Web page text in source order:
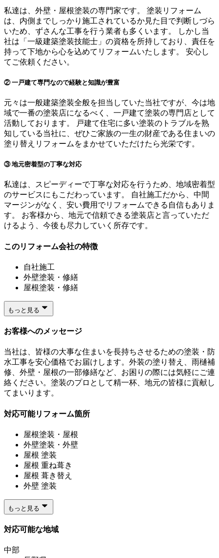
私達は、外壁・屋根塗装の専門家です。 塗装リフォーム
は、内側までしっかり施工されているか見た目で判断しづら
いため、ずさんな工事を行う業者も多くいます。 しかし当
社は「一級建築塗装技能士」の資格を所持しており、責任を
持って下地から心を込めてリフォームいたします。 安心し
てご依頼ください。
② 一戸建て専門なので経験と知識が豊富
元々は一般建築塗装全般を担当していた当社ですが、今は地
域で一番の塗装店になるべく、一戸建て塗装の専門店として
活動しております。 戸建て住宅に多い塗装のトラブルを熟
知している当社に、ぜひご家族の一生の財産である住まいの
塗り替えリフォームをまかせていただけたら光栄です。
③ 地元密着型の丁寧な対応
私達は、スピーディーで丁寧な対応を行うため、地域密着型
のサービスにもこだわっています。 自社施工だから、中間
マージンがなく、安い費用でリフォームできる自信もありま
す。 お客様から、地元で信頼できる塗装店と言っていただ
けるよう、今後も尽力していく所存です。
このリフォーム会社の特徴
自社施工
外壁塗装・修繕
屋根塗装・修繕
もっと見る
お客様へのメッセージ
当社は、皆様の大事な住まいを長持ちさせるための塗装・防
水工事を安心価格でお届けします。外装の塗り替え、雨樋補
修、外壁・屋根の一部修繕など、お困りの際には気軽にご連
絡ください。塗装のプロとして精一杯、地元の皆様に貢献し
てまいります。
対応可能リフォーム箇所
屋根塗装・屋根
外壁塗装・外壁
屋根 塗装
屋根 重ね葺き
屋根 葺き替え
外壁 塗装
もっと見る
対応可能な地域
中部